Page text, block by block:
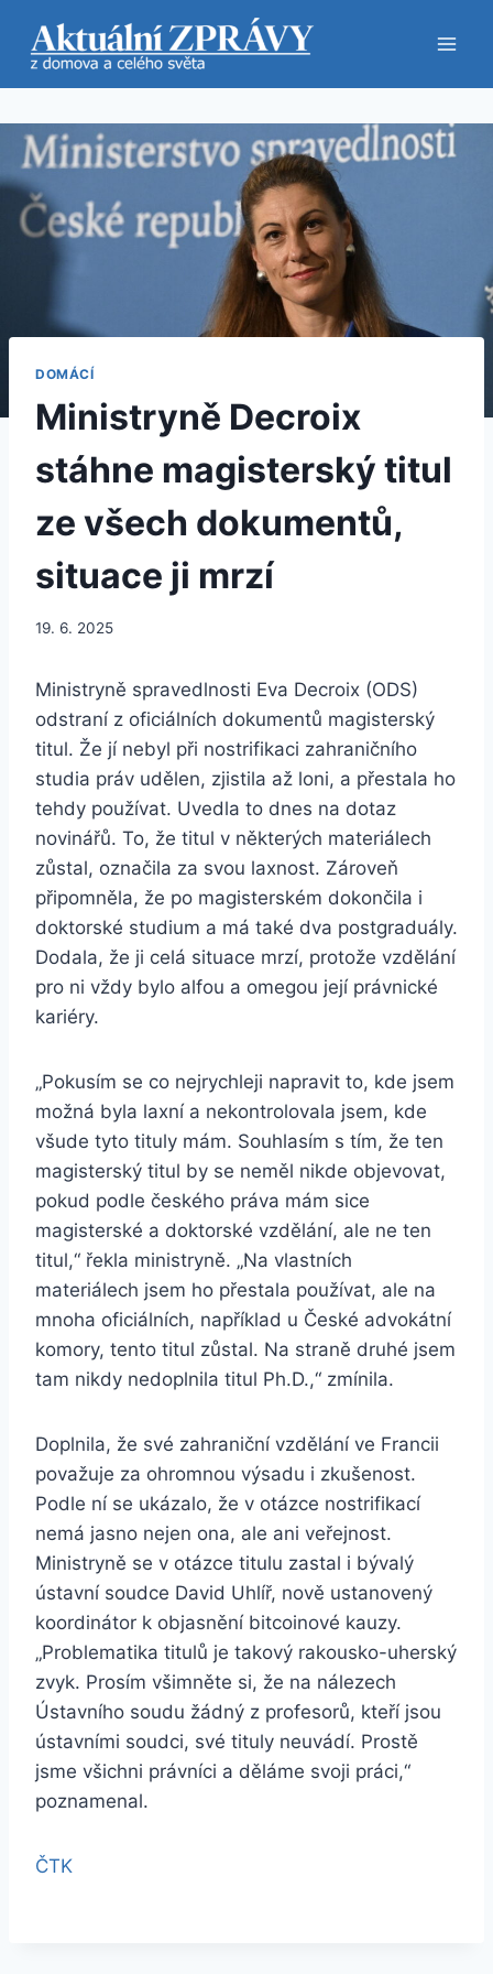
obsah
DOMÁCÍ
Ministryně Decroix
stáhne magisterský titul
ze všech dokumentů,
situace ji mrzí
19. 6. 2025
Ministryně spravedlnosti Eva Decroix (ODS)
odstraní z oficiálních dokumentů magisterský
titul. Že jí nebyl při nostrifikaci zahraničního
studia práv udělen, zjistila až loni, a přestala ho
tehdy používat. Uvedla to dnes na dotaz
novinářů. To, že titul v některých materiálech
zůstal, označila za svou laxnost. Zároveň
připomněla, že po magisterském dokončila i
doktorské studium a má také dva postgraduály.
Dodala, že ji celá situace mrzí, protože vzdělání
pro ni vždy bylo alfou a omegou její právnické
kariéry.
„Pokusím se co nejrychleji napravit to, kde jsem
možná byla laxní a nekontrolovala jsem, kde
všude tyto tituly mám. Souhlasím s tím, že ten
magisterský titul by se neměl nikde objevovat,
pokud podle českého práva mám sice
magisterské a doktorské vzdělání, ale ne ten
titul,“ řekla ministryně. „Na vlastních
materiálech jsem ho přestala používat, ale na
mnoha oficiálních, například u České advokátní
komory, tento titul zůstal. Na straně druhé jsem
tam nikdy nedoplnila titul Ph.D.,“ zmínila.
Doplnila, že své zahraniční vzdělání ve Francii
považuje za ohromnou výsadu i zkušenost.
Podle ní se ukázalo, že v otázce nostrifikací
nemá jasno nejen ona, ale ani veřejnost.
Ministryně se v otázce titulu zastal i bývalý
ústavní soudce David Uhlíř, nově ustanovený
koordinátor k objasnění bitcoinové kauzy.
„Problematika titulů je takový rakousko-uherský
zvyk. Prosím všimněte si, že na nálezech
Ústavního soudu žádný z profesorů, kteří jsou
ústavními soudci, své tituly neuvádí. Prostě
jsme všichni právníci a děláme svoji práci,“
poznamenal.
ČTK